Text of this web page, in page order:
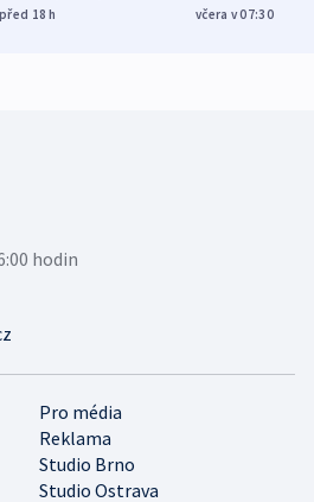
míní estonský
před 18h
ukázala
včera v 07:30
Pro média
Reklama
Studio Brno
Studio Ostrava
hodin